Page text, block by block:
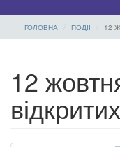
ГОЛОВНА ПОДІЇ 12
12